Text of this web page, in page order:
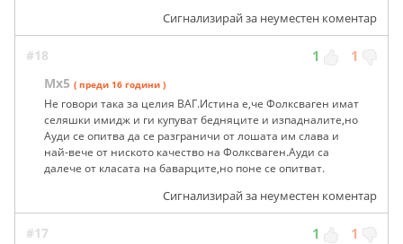
Сигнализирай за неуместен коментар
#18 1 1
Mx5 ( преди 16 години )
Не говори така за целия ВАГ.Истина е,че Фолксваген имат
селяшки имидж и ги купуват бедняците и изпадналите,но
Ауди се опитва да се разграничи от лошата им слава и
най-вече от ниското качество на Фолксваген.Ауди са
далече от класата на баварците,но поне се опитват.
Сигнализирай за неуместен коментар
#17 1 1